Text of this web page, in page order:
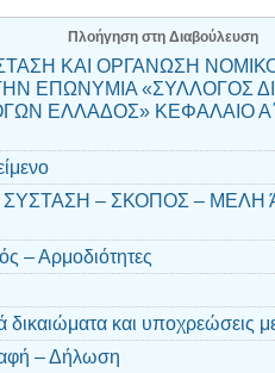
Πλοήγηση στη Διαβούλευση
ΚΑΙ ΟΡΓΑΝΩΣΗ
ΕΠΩΝΥΜΙΑ «ΣΥΛΛΟΓΟΣ
ΕΛΛΑΔΟΣ» ΚΕΦΑΛΑΙΟ Α΄
– ΣΚΟΠΟΣ – ΜΕΛΗ
– Αρμοδιότητες
δικαιώματα και υποχρεώσεις
– Δήλωση